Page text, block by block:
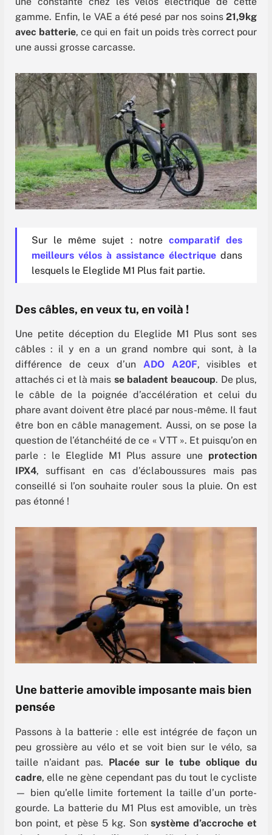
gamme. Enfin, le VAE a été pesé par nos soins 21,9kg
avec batterie, ce qui en fait un poids très correct pour
une aussi grosse carcasse.
Sur le même sujet : notre comparatif des
meilleurs vélos à assistance électrique dans
lesquels le Eleglide M1 Plus fait partie.
Des câbles, en veux tu, en voilà !
Une petite déception du Eleglide M1 Plus sont ses
câbles : il y en a un grand nombre qui sont, à la
différence de ceux d’un ADO A20F, visibles et
attachés ci et là mais se baladent beaucoup. De plus,
le câble de la poignée d’accélération et celui du
phare avant doivent être placé par nous-même. Il faut
être bon en câble management. Aussi, on se pose la
question de l’étanchéité de ce « VTT ». Et puisqu’on en
parle : le Eleglide M1 Plus assure une protection
IPX4, suffisant en cas d’éclaboussures mais pas
conseillé si l’on souhaite rouler sous la pluie. On est
pas étonné !
Une batterie amovible imposante mais bien
pensée
Passons à la batterie : elle est intégrée de façon un
peu grossière au vélo et se voit bien sur le vélo, sa
taille n’aidant pas. Placée sur le tube oblique du
cadre, elle ne gène cependant pas du tout le cycliste
— bien qu’elle limite fortement la taille d’un porte-
gourde. La batterie du M1 Plus est amovible, un très
bon point, et pèse 5 kg. Son système d’accroche et